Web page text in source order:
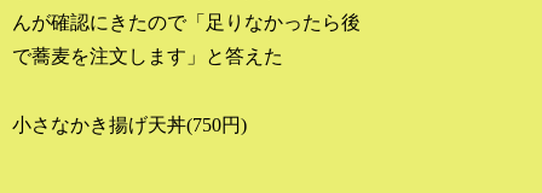
んが確認にきたので「足りなかったら後
で蕎麦を注文します」と答えた
小さなかき揚げ天丼(750円)